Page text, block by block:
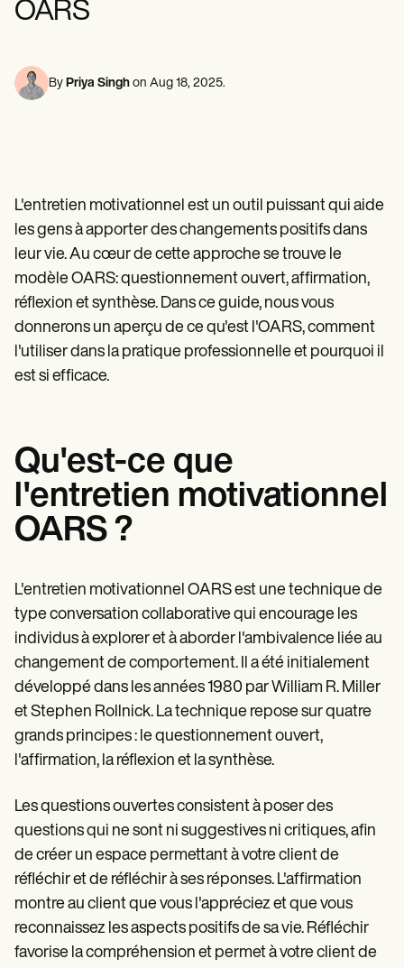
Professionnels de la santé mentale
Travailleurs sociaux
Psychologues
Infirmiers
Comparaison
Guides des applications
Modèles
Codes ICD
Procedure Codes
Modèle Superbill
Modèle de note SOAP
Modèle de plan de traitement
Informed Consent Form
Social Work Treatment Plans
Training Hub
Webinars
Switch to Carepatron
Become a Partner
Pricing
Get started
Insurance claims
Speech therapists
Life coaches
OARS
By Priya Singh on Aug 18, 2025.
L'entretien motivationnel est un outil puissant qui aide
les gens à apporter des changements positifs dans
leur vie. Au cœur de cette approche se trouve le
modèle OARS: questionnement ouvert, affirmation,
réflexion et synthèse. Dans ce guide, nous vous
donnerons un aperçu de ce qu'est l'OARS, comment
l'utiliser dans la pratique professionnelle et pourquoi il
est si efficace.
Qu'est-ce que
l'entretien motivationnel
OARS ?
L'entretien motivationnel OARS est une technique de
type conversation collaborative qui encourage les
individus à explorer et à aborder l'ambivalence liée au
changement de comportement. Il a été initialement
développé dans les années 1980 par William R. Miller
et Stephen Rollnick. La technique repose sur quatre
grands principes : le questionnement ouvert,
l'affirmation, la réflexion et la synthèse.
Les questions ouvertes consistent à poser des
questions qui ne sont ni suggestives ni critiques, afin
de créer un espace permettant à votre client de
réfléchir et de réfléchir à ses réponses. L'affirmation
montre au client que vous l'appréciez et que vous
reconnaissez les aspects positifs de sa vie. Réfléchir
favorise la compréhension et permet à votre client de